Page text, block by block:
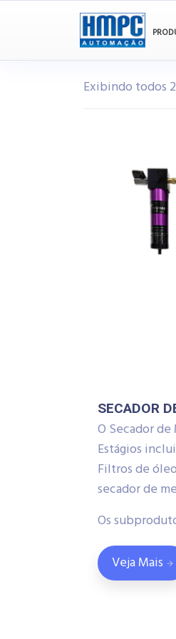
Exibindo todos
SECADOR
O Secador
Estágios
Filtros de
secador de
Os
Veja Mais